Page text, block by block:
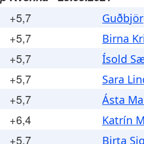
+5,7
+5,7 Birna
+5,7 Ísold
+5,7 Sara
+5,7 Ásta
+6,4 Katrín
+5,7 Birta